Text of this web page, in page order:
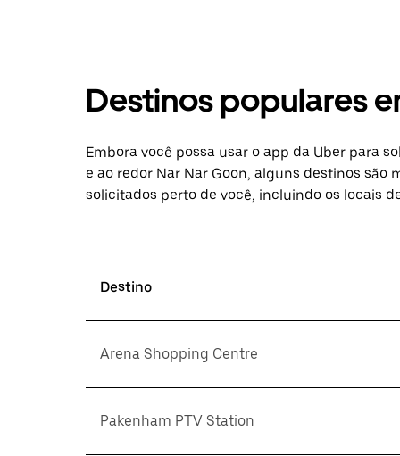
Destinos populares
Embora você possa usar o app da Uber para
e ao redor Nar Nar Goon, alguns destinos são
solicitados perto de você, incluindo os locais
Destino
Arena Shopping Centre
Pakenham PTV Station